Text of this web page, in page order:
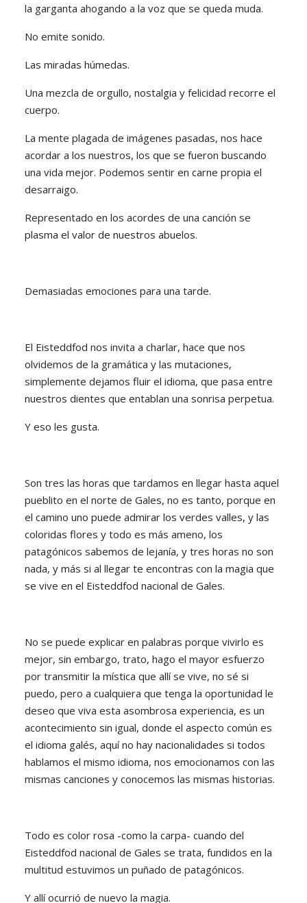
la garganta ahogando a la voz que se queda muda.
No emite sonido.
Las miradas húmedas.
Una mezcla de orgullo, nostalgia y felicidad recorre el
cuerpo.
La mente plagada de imágenes pasadas, nos hace
acordar a los nuestros, los que se fueron buscando
una vida mejor. Podemos sentir en carne propia el
desarraigo.
Representado en los acordes de una canción se
plasma el valor de nuestros abuelos.
Demasiadas emociones para una tarde.
El Eisteddfod nos invita a charlar, hace que nos
olvidemos de la gramática y las mutaciones,
simplemente dejamos fluir el idioma, que pasa entre
nuestros dientes que entablan una sonrisa perpetua.
Y eso les gusta.
Son tres las horas que tardamos en llegar hasta aquel
pueblito en el norte de Gales, no es tanto, porque en
el camino uno puede admirar los verdes valles, y las
coloridas flores y todo es más ameno, los
patagónicos sabemos de lejanía, y tres horas no son
nada, y más si al llegar te encontras con la magia que
se vive en el Eisteddfod nacional de Gales.
No se puede explicar en palabras porque vivirlo es
mejor, sin embargo, trato, hago el mayor esfuerzo
por transmitir la mística que allí se vive, no sé si
puedo, pero a cualquiera que tenga la oportunidad le
deseo que viva esta asombrosa experiencia, es un
acontecimiento sin igual, donde el aspecto común es
el idioma galés, aquí no hay nacionalidades si todos
hablamos el mismo idioma, nos emocionamos con las
mismas canciones y conocemos las mismas historias.
Todo es color rosa -como la carpa- cuando del
Eisteddfod nacional de Gales se trata, fundidos en la
multitud estuvimos un puñado de patagónicos.
Y allí ocurrió de nuevo la magia.